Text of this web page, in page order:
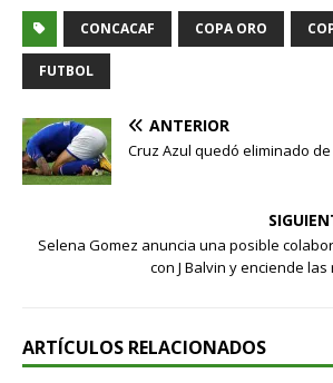
CONCACAF COPA ORO
FUTBOL
ANTERIOR
Cruz Azul quedó eliminado de
Selena Gomez anuncia una posible
con J Balvin y enciende las
ARTÍCULOS RELACIONADOS